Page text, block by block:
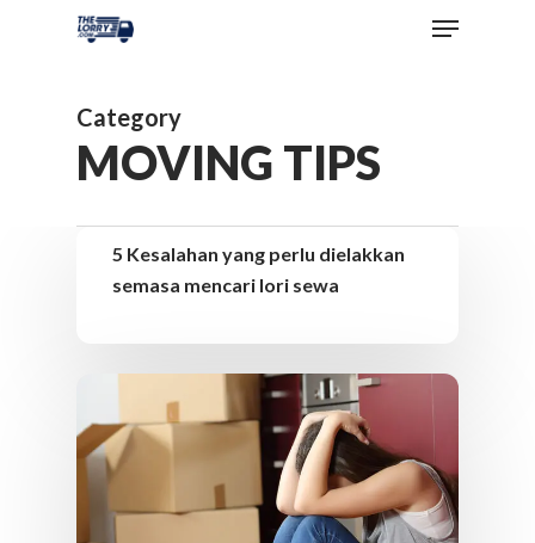
Category
MOVING TIPS
5 Kesalahan yang perlu dielakkan
semasa mencari lori sewa